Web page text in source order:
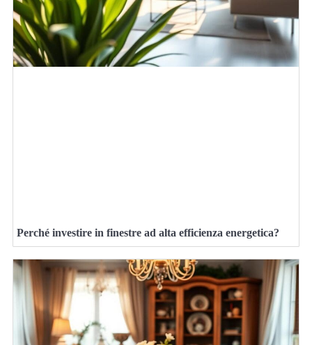
Perché investire in finestre ad alta efficienza energetica?